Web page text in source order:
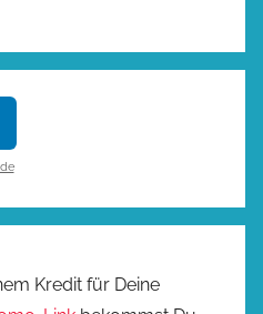
Kredit für Deine